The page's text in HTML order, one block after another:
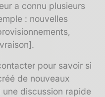
a connu plusieurs
: nouvelles
pour savoir si
de nouveaux
discussion rapide